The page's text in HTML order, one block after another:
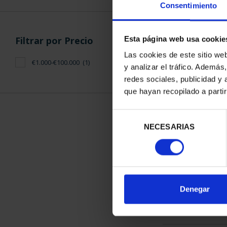
Consentimiento
Esta página web usa
Las cookies de este sitio
y analizar el tráfico.
redes sociales, publicidad y
que hayan recopilado a
consentimiento
NECESARIAS
Denegar
Filtrar por Precio
€1.000-€100.000 (1)
CAPITALES
ORDENAR POR: